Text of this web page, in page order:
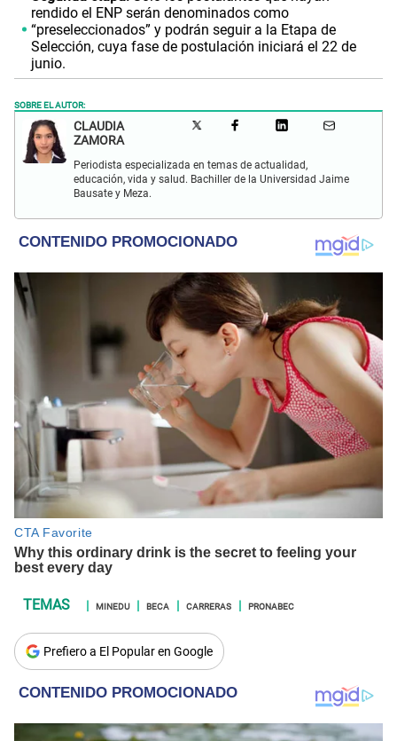
rendido el ENP serán denominados como
“preseleccionados” y podrán seguir a la Etapa de
Selección, cuya fase de postulación iniciará el 22 de
junio.
SOBRE EL AUTOR:
CLAUDIA
ZAMORA
Periodista especializada en temas de actualidad,
educación, vida y salud. Bachiller de la Universidad Jaime
Bausate y Meza.
MINEDU BECA CARRERAS PRONABEC
Prefiero a El Popular en Google